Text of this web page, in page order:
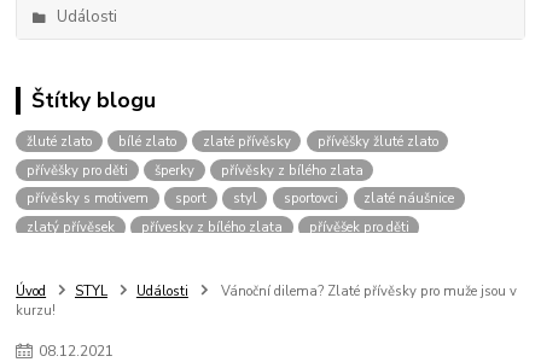
Události
Štítky blogu
žluté zlato bílé zlato zlaté přívěsky
přívěšky žluté zlato
přívěšky pro děti
šperky
přívěsky z bílého zlata
přívěsky s motivem
sport styl sportovci
zlaté náušnice
zlatý přívěsek
přívesky z bílého zlata
přívěšek pro děti
přívěšky pro muže
přívěšky pro chlapce
přívěšky zvíře
přívěšky zvířecím motiv
pro štěstí
dvoubarevné přívěšky
Úvod STYL Události
Vánoční dilema? Zlaté přívěsky pro muže jsou v
kurzu!
08.12.2021